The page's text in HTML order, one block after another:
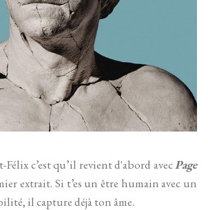
c’est qu’il revient d'abord avecPage
extrait. Si t’es un être humain avec un
il capture déjà ton âme.